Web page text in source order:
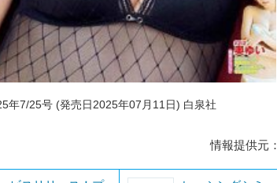
年7/25号 (発売日2025年07月11日) 白泉社
情報提供元：